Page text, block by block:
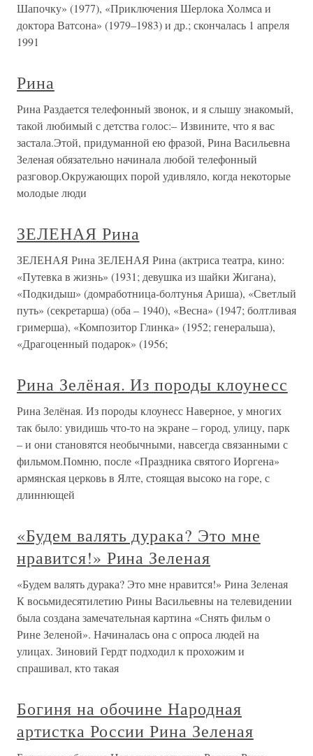
Шапочку» (1977), «Приключения Шерлока Холмса и
доктора Ватсона» (1979–1983) и др.; скончалась 1 апреля
1991
Рина
Рина Раздается телефонный звонок, и я слышу знакомый,
такой любимый с детства голос:– Извините, что я вас
застала.Этой, придуманной ею фразой, Рина Васильевна
Зеленая обязательно начинала любой телефонный
разговор.Окружающих порой удивляло, когда некоторые
молодые люди
ЗЕЛЕНАЯ Рина
ЗЕЛЕНАЯ Рина ЗЕЛЕНАЯ Рина (актриса театра, кино:
«Путевка в жизнь» (1931; девушка из шайки Жигана),
«Подкидыш» (домработница-болтунья Ариша), «Светлый
путь» (секретарша) (оба – 1940), «Весна» (1947; болтливая
гримерша), «Композитор Глинка» (1952; генеральша),
«Драгоценный подарок» (1956;
Рина Зелёная. Из породы клоунесс
Рина Зелёная. Из породы клоунесс Наверное, у многих
так было: увидишь что-то на экране – город, улицу, парк
– и они становятся необычными, навсегда связанными с
фильмом.Помню, после «Праздника святого Иоргена»
армянская церковь в Ялте, стоящая высоко на горе, с
длиннющей
«Будем валять дурака? Это мне
нравится!» Рина Зеленая
«Будем валять дурака? Это мне нравится!» Рина Зеленая
К восьмидесятилетию Рины Васильевны на телевидении
была создана замечательная картина «Снять фильм о
Рине Зеленой». Начиналась она с опроса людей на
улицах. Зиновий Гердт подходил к прохожим и
спрашивал, кто такая
Богиня на обочине Народная
артистка России Рина Зеленая